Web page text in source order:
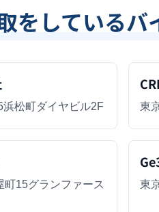
をしているバ
松町ダイヤビル2F 東
15グランファース
東